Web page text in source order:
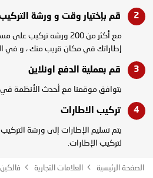
قم بإختيار وقت و ورشة
مع أكثر من 200 ورشه
إطاراتك في مكان قريب منك ، و في
قم بعملية الدفع اونلاين
يتوافق موقعنا مع أحدث الأنظمة في
تركيب الاطارات
يتم تسليم الإطارات إلى ورشة
لتركيب الإطارات.
الصفحة الرئيسية العلامات التجارية فالكين